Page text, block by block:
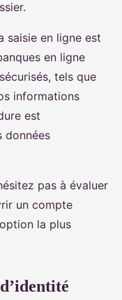
saisie en ligne est
en ligne
tels que
informations
est
données
pas à évaluer
un compte
la plus